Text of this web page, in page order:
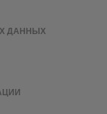
ДАННЫХ